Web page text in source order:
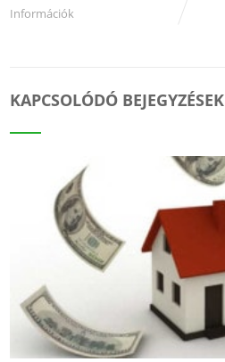
Információk
KAPCSOLÓDÓ BEJEGYZÉSEK